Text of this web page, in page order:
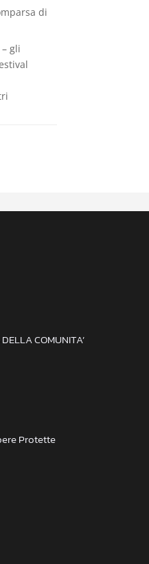
di
– gli
COMUNITA’
Protette